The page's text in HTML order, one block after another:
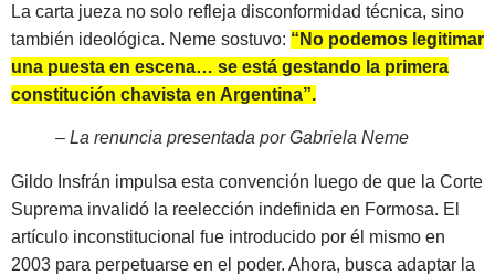
La carta jueza no solo refleja disconformidad técnica, sino
también ideológica. Neme sostuvo: “No podemos legitimar
una puesta en escena… se está gestando la primera
constitución chavista en Argentina”.
– La renuncia presentada por Gabriela Neme
Gildo Insfrán impulsa esta convención luego de que la Corte
Suprema invalidó la reelección indefinida en Formosa. El
artículo inconstitucional fue introducido por él mismo en
2003 para perpetuarse en el poder. Ahora, busca adaptar la